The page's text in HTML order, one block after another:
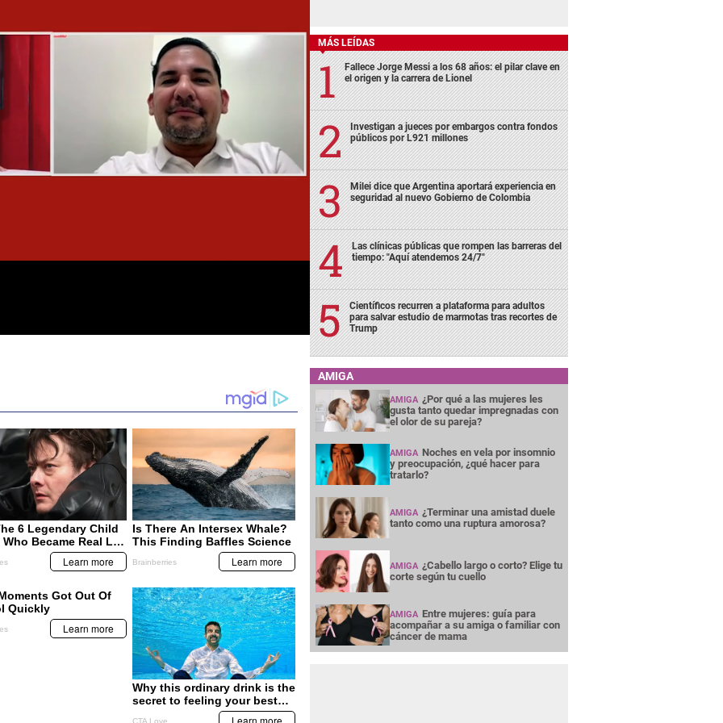
MÁS LEÍDAS
Fallece Jorge Messi a los 68 años: el pilar clave en
el origen y la carrera de Lionel
Investigan a jueces por embargos contra fondos
públicos por L921 millones
Milei dice que Argentina aportará experiencia en
seguridad al nuevo Gobierno de Colombia
Las clínicas públicas que rompen las barreras del
tiempo: "Aquí atendemos 24/7"
Científicos recurren a plataforma para adultos
para salvar estudio de marmotas tras recortes de
Trump
AMIGA
AMIGA ¿Por qué a las mujeres les
gusta tanto quedar impregnadas con
el olor de su pareja?
AMIGA Noches en vela por insomnio
y preocupación, ¿qué hacer para
tratarlo?
AMIGA ¿Terminar una amistad duele
tanto como una ruptura amorosa?
AMIGA ¿Cabello largo o corto? Elige tu
corte según tu cuello
AMIGA Entre mujeres: guía para
acompañar a su amiga o familiar con
cáncer de mama